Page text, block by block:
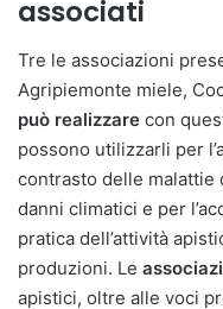
associati
Tre le associazioni
Agripiemonte miele,
può realizzare con
possono utilizzarli per
contrasto delle malattie
danni climatici e per
pratica dell’attività
produzioni. Le
apistici, oltre alle voci